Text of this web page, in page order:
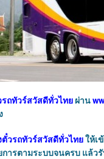
รถทัวร์สวัสดีทั่วไทยผ่าน
ตั๋วรถทัวร์สวัสดีทั่วไทยให้เ
การตามระบบจนครบ แล้วรั